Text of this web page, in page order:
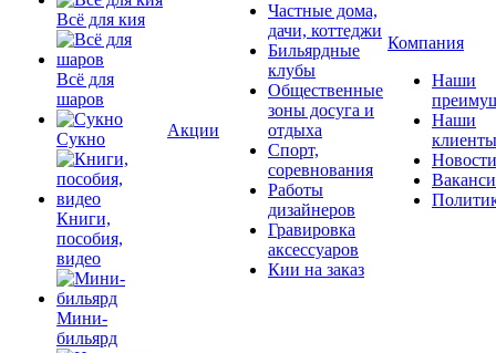
Всё для кия
Всё для
шаров
Сукно
Книги,
пособия,
видео
Мини-
бильярд
Акции
Частные дома,
дачи, коттеджи
Бильярдные
клубы
Общественные
зоны досуга и
отдыха
Спорт,
соревнования
Работы
дизайнеров
Гравировка
аксессуаров
Кии на заказ
Компания
Наши
Наши
клиенты
Новости